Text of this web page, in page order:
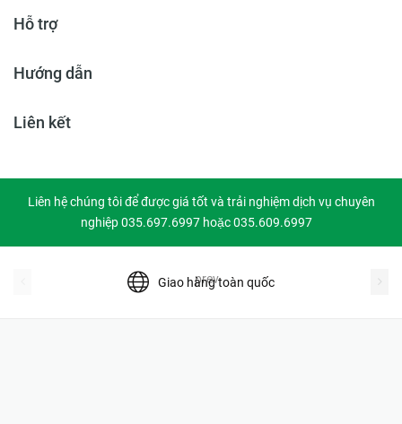
Hỗ trợ
Hướng dẫn
Liên kết
Liên hệ chúng tôi để được giá tốt và trải nghiệm dịch vụ chuyên
nghiệp 035.697.6997 hoặc 035.609.6997
Giao hàng toàn quốc
prev